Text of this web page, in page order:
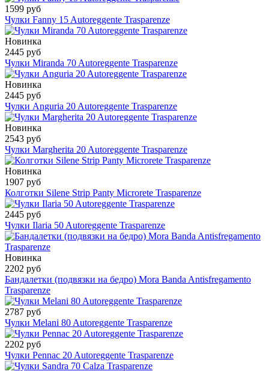
1599 руб
Чулки Fanny 15 Autoreggente Trasparenze
Новинка
2445 руб
Чулки Miranda 70 Autoreggente Trasparenze
Новинка
2445 руб
Чулки Anguria 20 Autoreggente Trasparenze
Новинка
2543 руб
Чулки Margherita 20 Autoreggente Trasparenze
Новинка
1907 руб
Колготки Silene Strip Panty Microrete Trasparenze
2445 руб
Чулки Ilaria 50 Autoreggente Trasparenze
Новинка
2202 руб
Бандалетки (подвязки на бедро) Mora Banda Antisfregamento
Trasparenze
2787 руб
Чулки Melani 80 Autoreggente Trasparenze
2202 руб
Чулки Pennac 20 Autoreggente Trasparenze